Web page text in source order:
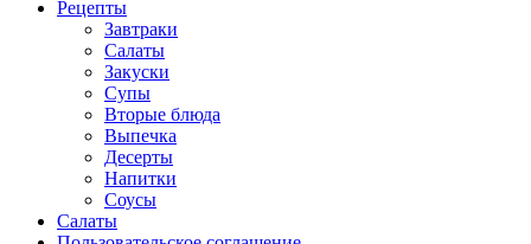
Рецепты
Завтраки
Салаты
Закуски
Супы
Вторые блюда
Выпечка
Десерты
Напитки
Соусы
Салаты